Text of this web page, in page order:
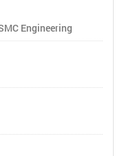
Engineering